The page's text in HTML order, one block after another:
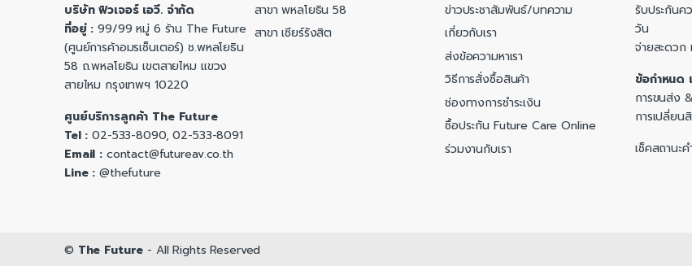
บริษัท ฟิวเจอร์ เอวี. จำกัด
ที่อยู่ :99/99 หมู่ 6 ร้าน The Future
(ศูนย์การค้าอมรเซ็นเตอร์) ซ.พหลโยธิน
58 ถ.พหลโยธิน เขตสายไหม แขวง
สายไหม กรุงเทพฯ 10220
ศูนย์บริการลูกค้า The Future
Tel :02-533-8090, 02-533-8091
Email : contact@futureav.co.th
Line :@thefuture
สาขา พหลโยธิน 58
สาขา เซียร์รังสิต
ข่าวประชาสัมพันธ์/บทความ
เกี่ยวกับเรา
ส่งข้อความหาเรา
วิธีการสั่งซื้อสินค้า
ช่องทางการชำระเงิน
ซื้อประกัน Future Care Online
ร่วมงานกับเรา
รับประกันค
วัน
จ่ายสะดวก
ข้อกำหนด
การขนส่ง
การเปลี่ยน
เช็คสถานะ
© The Future - All Rights Reserved